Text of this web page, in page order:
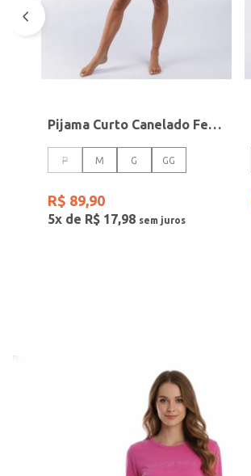
Pijama Curto Canelado Feminino ROSA
P M G GG
R$ 89,90
5x de R$ 17,98